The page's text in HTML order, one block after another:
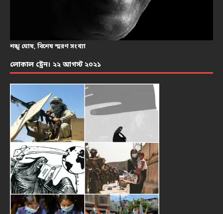
শঙ্খ ঘোষ, বিশেষ স্মরণ সংখ্যা
লোকাল ট্রেন। ২২ আগস্ট ২০২১